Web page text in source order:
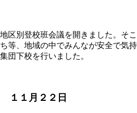
区別登校班会議を開きました。そ
等、地域の中でみんなが安全で気
団下校を行いました。
１１月２２日